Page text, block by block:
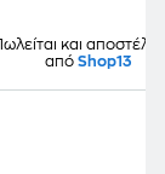
και
από Shop13